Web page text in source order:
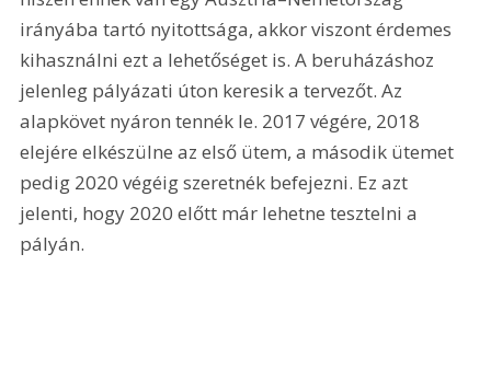
irányába tartó nyitottsága, akkor viszont érdemes
kihasználni ezt a lehetőséget is. A beruházáshoz
jelenleg pályázati úton keresik a tervezőt. Az
alapkövet nyáron tennék le. 2017 végére, 2018
elejére elkészülne az első ütem, a második ütemet
pedig 2020 végéig szeretnék befejezni. Ez azt
jelenti, hogy 2020 előtt már lehetne tesztelni a
pályán.